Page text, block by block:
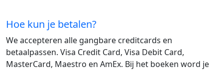
Hoe kun je betalen?
We accepteren alle gangbare creditcards en
betaalpassen. Visa Credit Card, Visa Debit Card,
MasterCard, Maestro en AmEx. Bij het boeken word je